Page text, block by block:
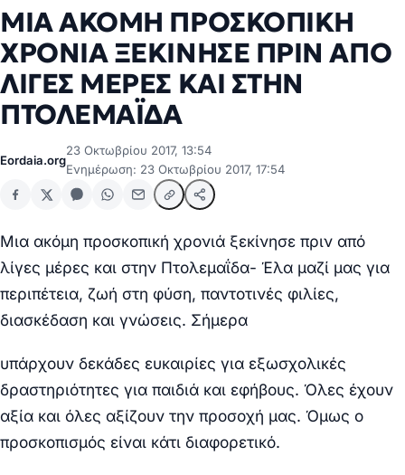
ΜΙΑ ΑΚΟΜΗ ΠΡΟΣΚΟΠΙΚΗ
ΧΡΟΝΙΑ ΞΕΚΙΝΗΣΕ ΠΡΙΝ ΑΠΟ
ΛΙΓΕΣ ΜΕΡΕΣ ΚΑΙ ΣΤΗΝ
ΠΤΟΛΕΜΑΪΔΑ
Eordaia.org
23 Οκτωβρίου 2017, 13:54
Ενημέρωση: 23 Οκτωβρίου 2017, 17:54
Μια ακόμη προσκοπική χρονιά ξεκίνησε πριν από
λίγες μέρες και στην Πτολεμαΐδα- Έλα μαζί μας για
περιπέτεια, ζωή στη φύση, παντοτινές φιλίες,
διασκέδαση και γνώσεις. Σήμερα
υπάρχουν δεκάδες ευκαιρίες για εξωσχολικές
δραστηριότητες για παιδιά και εφήβους. Όλες έχουν
αξία και όλες αξίζουν την προσοχή μας. Όμως ο
προσκοπισμός είναι κάτι διαφορετικό.